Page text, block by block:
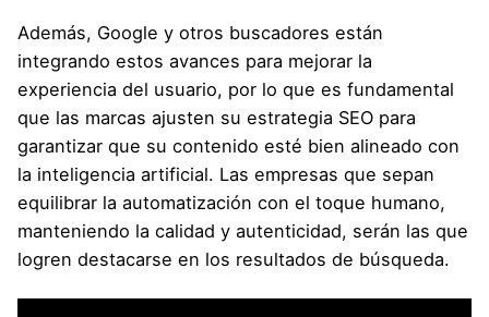
Además, Google y otros buscadores están
integrando estos avances para mejorar la
experiencia del usuario, por lo que es fundamental
que las marcas ajusten su estrategia SEO para
garantizar que su contenido esté bien alineado con
la inteligencia artificial. Las empresas que sepan
equilibrar la automatización con el toque humano,
manteniendo la calidad y autenticidad, serán las que
logren destacarse en los resultados de búsqueda.